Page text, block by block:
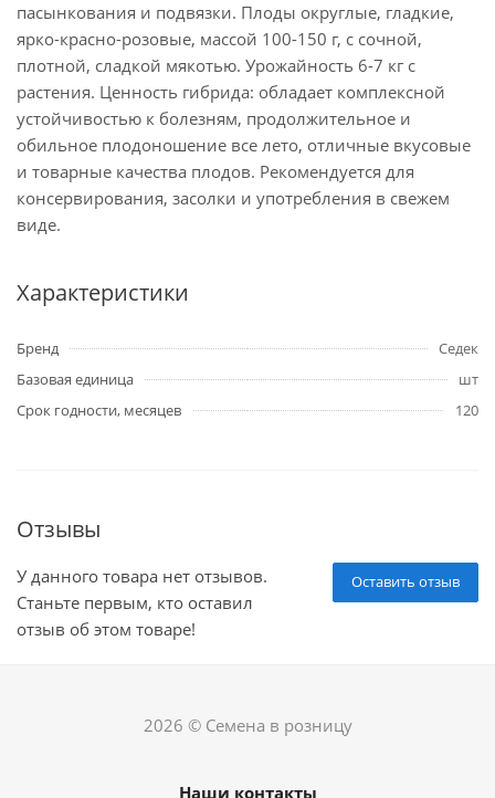
пасынкования и подвязки. Плоды округлые, гладкие,
ярко-красно-розовые, массой 100-150 г, с сочной,
плотной, сладкой мякотью. Урожайность 6-7 кг с
растения. Ценность гибрида: обладает комплексной
устойчивостью к болезням, продолжительное и
обильное плодоношение все лето, отличные вкусовые
и товарные качества плодов. Рекомендуется для
консервирования, засолки и употребления в свежем
виде.
Характеристики
Бренд
Седек
Базовая единица
шт
Срок годности, месяцев
120
Отзывы
Оставить отзыв
У данного товара нет отзывов.
Станьте первым, кто оставил
отзыв об этом товаре!
2026 © Семена в розницу
Наши контакты